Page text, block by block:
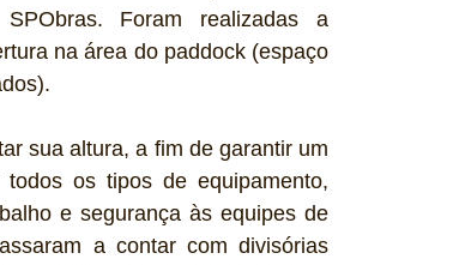
Foram realizadas a
na área do paddock (espaço
sua altura, a fim de garantir um
os tipos de equipamento,
e segurança às equipes de
a contar com divisórias